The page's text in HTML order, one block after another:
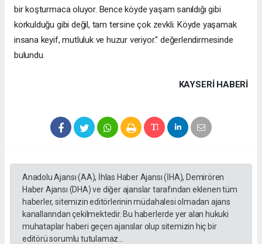
bir koşturmaca oluyor. Bence köyde yaşam sanıldığı gibi
korkulduğu gibi değil, tam tersine çok zevkli. Köyde yaşamak
insana keyif, mutluluk ve huzur veriyor." değerlendirmesinde
bulundu.
KAYSERI HABERİ
Anadolu Ajansı (AA), İhlas Haber Ajansı (İHA), Demirören
Haber Ajansı (DHA) ve diğer ajanslar tarafından eklenen tüm
haberler, sitemizin editörlerinin müdahalesi olmadan ajans
kanallarından çekilmektedir. Bu haberlerde yer alan hukuki
muhataplar haberi geçen ajanslar olup sitemizin hiç bir
editörü sorumlu tutulamaz...